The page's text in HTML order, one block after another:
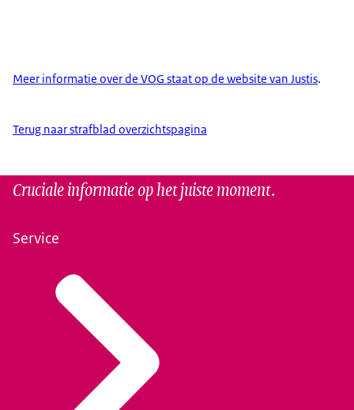
Meer informatie over de VOG staat op de website van Justis.
Terug naar strafblad overzichtspagina
Cruciale informatie op het juiste moment.
Service